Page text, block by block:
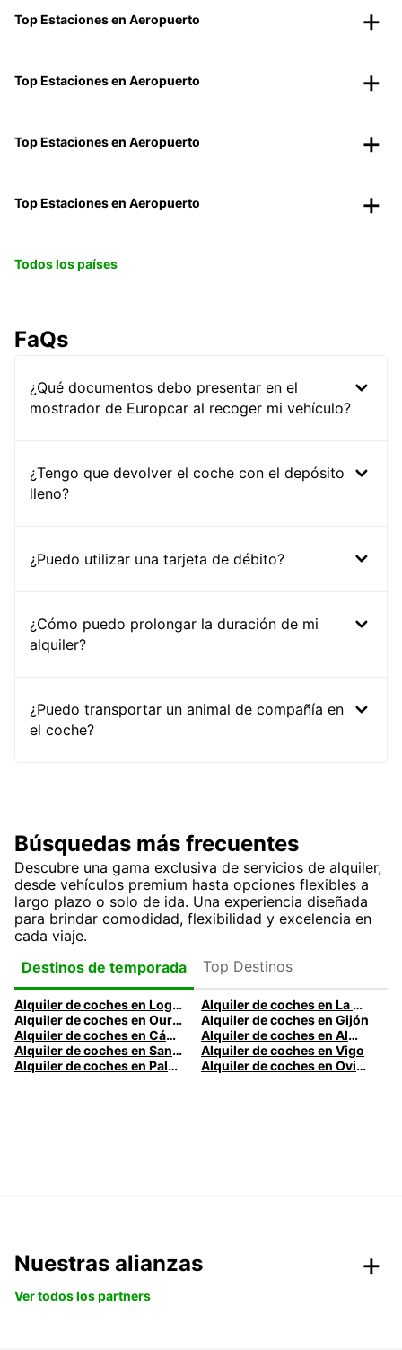
Top Estaciones en Aeropuerto
Top Estaciones en Aeropuerto
Top Estaciones en Aeropuerto
Top Estaciones en Aeropuerto
Todos los países
FaQs
¿Qué documentos debo presentar en el
mostrador de Europcar al recoger mi vehículo?
¿Tengo que devolver el coche con el depósito
lleno?
¿Puedo utilizar una tarjeta de débito?
¿Cómo puedo prolongar la duración de mi
alquiler?
¿Puedo transportar un animal de compañía en
el coche?
Búsquedas más frecuentes
Descubre una gama exclusiva de servicios de alquiler,
desde vehículos premium hasta opciones flexibles a
largo plazo o solo de ida. Una experiencia diseñada
para brindar comodidad, flexibilidad y excelencia en
cada viaje.
Destinos de temporada
Top Destinos
Alquiler de coches en Logroño
Alquiler de coches en La Coruña
Alquiler de coches en Ourense
Alquiler de coches en Gijón
Alquiler de coches en Cádiz
Alquiler de coches en Almería
Alquiler de coches en Santander
Alquiler de coches en Vigo
Alquiler de coches en Palma
Alquiler de coches en Oviedo
Nuestras alianzas
Ver todos los partners